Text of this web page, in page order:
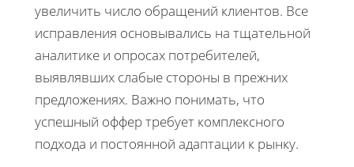
увеличить число обращений клиентов. Все
исправления основывались на тщательной
аналитике и опросах потребителей,
выявлявших слабые стороны в прежних
предложениях. Важно понимать, что
успешный оффер требует комплексного
подхода и постоянной адаптации к рынку.